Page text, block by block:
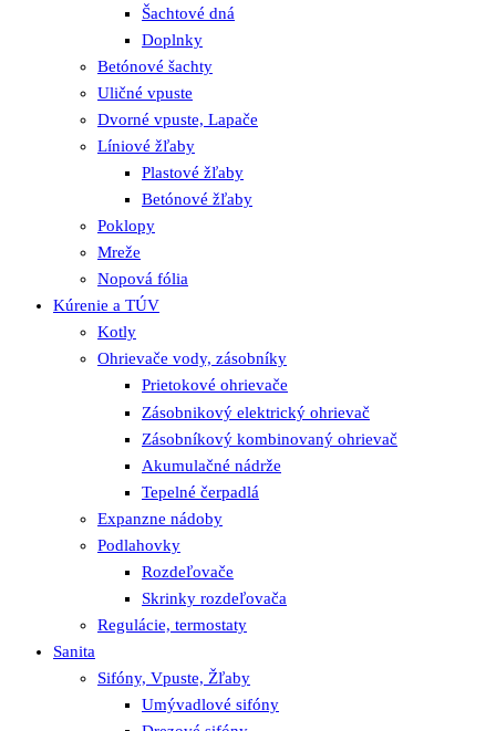
Šachtové dná
Doplnky
Betónové šachty
Uličné vpuste
Dvorné vpuste, Lapače
Líniové žľaby
Plastové žľaby
Betónové žľaby
Poklopy
Mreže
Nopová fólia
Kúrenie a TÚV
Kotly
Ohrievače vody, zásobníky
Prietokové ohrievače
Zásobnikový elektrický ohrievač
Zásobníkový kombinovaný ohrievač
Akumulačné nádrže
Tepelné čerpadlá
Expanzne nádoby
Podlahovky
Rozdeľovače
Skrinky rozdeľovača
Regulácie, termostaty
Sanita
Sifóny, Vpuste, Žľaby
Umývadlové sifóny